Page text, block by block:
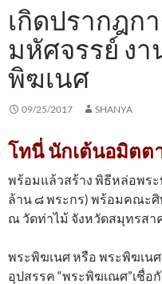
เกิดปรากฎก
มหัศจรรย์ ง
พิฆเนศ
09/25/2017 SHANYA
โทนี่ นักเต้นอมิตต
พร้อมแล้วสร้าง พิธีหล่อพร
ล้าน ๘ พระกร) พร้อมคณะ
ณ วัดท่าไม้ จังหวัดสมุทรสา
พระพิฆเนศ หรือ พระพิฆเน
อุปสรรค “พระพิฆเณศ”เชื่อ